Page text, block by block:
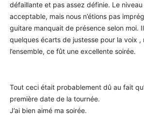
défaillante et pas assez définie. Le
acceptable, mais nous n’étions pas
guitare manquait de présence selon moi.
quelques écarts de justesse pour la voix ,
l’ensemble, ce fût une excellente soirée.
Tout ceci était probablement dû au fait
première date de la tournée.
J’ai bien aimé ma soirée.